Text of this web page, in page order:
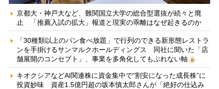
京都大・神戸大など、難関国立大学の総合型選抜が続々と廃
止 「推薦入試の拡大」報道と現実の乖離はなぜ起きるのか
「30種類以上のパン食べ放題」で行列のできる新形態レストラ
ンを手掛けるサンマルクホールディングス 同社に聞いた「店
舗展開のコンセプト」、事業を多角化してもぶれない軸
キオクシアなどAI関連株に資金集中で“割安になった成長株”に
投資妙味 資産1.5億円超の坂本慎太郎さんが「絶好の仕込み